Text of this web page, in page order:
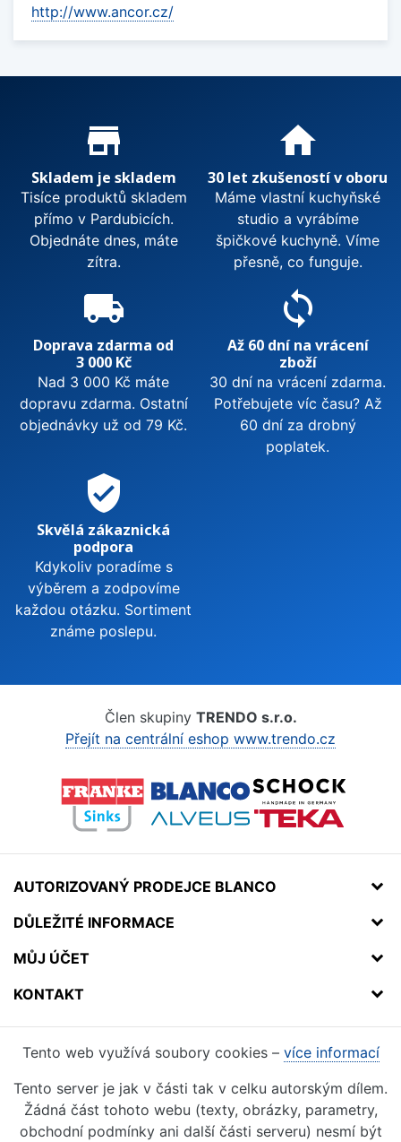
http://www.ancor.cz/
Proč nakupovat u nás?
store_mall_directory
Skladem je skladem
Tisíce produktů skladem
přímo v Pardubicích.
Objednáte dnes, máte
zítra.
home
30 let zkušeností v oboru
Máme vlastní kuchyňské
studio a vyrábíme
špičkové kuchyně. Víme
přesně, co funguje.
local_shipping
Doprava zdarma od
3 000 Kč
Nad 3 000 Kč máte
dopravu zdarma. Ostatní
objednávky už od 79 Kč.
sync
Až 60 dní na vrácení
zboží
30 dní na vrácení zdarma.
Potřebujete víc času? Až
60 dní za drobný
poplatek.
verified_user
Skvělá zákaznická
podpora
Kdykoliv poradíme s
výběrem a zodpovíme
každou otázku. Sortiment
známe poslepu.
Člen skupiny TRENDO s.r.o.
Přejít na centrální eshop www.trendo.cz
AUTORIZOVANÝ PRODEJCE BLANCO
DŮLEŽITÉ INFORMACE
MŮJ ÚČET
KONTAKT
Tento web využívá soubory cookies – více informací
Tento server je jak v části tak v celku autorským dílem.
Žádná část tohoto webu (texty, obrázky, parametry,
obchodní podmínky ani další části serveru) nesmí být